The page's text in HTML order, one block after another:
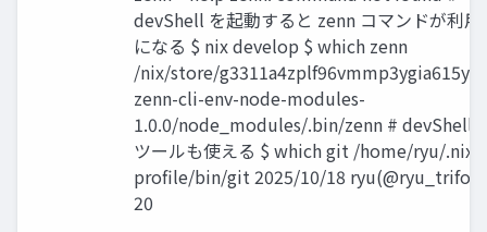
devShell を起動すると zenn コマンドが利用
になる $ nix develop $ which zenn
/nix/store/
zenn-cli-env-node-modules-
1.0.0/node_modules/.bin/zenn # devShell
ツールも使える $ which git /home/ryu/.nix-
profile/bin/git 2025/10/18
20